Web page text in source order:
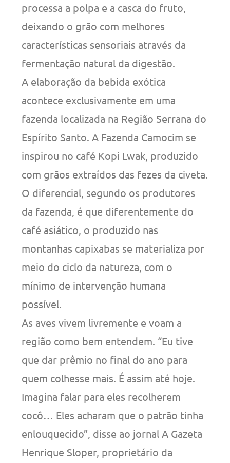
processa a polpa e a casca do fruto,
deixando o grão com melhores
características sensoriais através da
fermentação natural da digestão.
A elaboração da bebida exótica
acontece exclusivamente em uma
fazenda localizada na Região Serrana do
Espírito Santo. A Fazenda Camocim se
inspirou no café Kopi Lwak, produzido
com grãos extraídos das fezes da civeta.
O diferencial, segundo os produtores
da fazenda, é que diferentemente do
café asiático, o produzido nas
montanhas capixabas se materializa por
meio do ciclo da natureza, com o
mínimo de intervenção humana
possível.
As aves vivem livremente e voam a
região como bem entendem. “Eu tive
que dar prêmio no final do ano para
quem colhesse mais. É assim até hoje.
Imagina falar para eles recolherem
cocô… Eles acharam que o patrão tinha
enlouquecido”, disse ao jornal A Gazeta
Henrique Sloper, proprietário da